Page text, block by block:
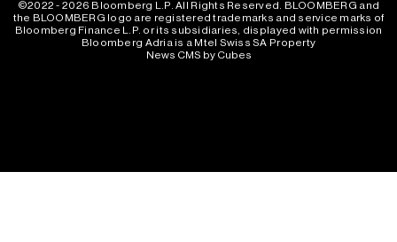
©2022 - 2026 Bloomberg L.P. All Rights Reserved. BLOOMBERG and
the BLOOMBERG logo are registered trademarks and service marks of
Bloomberg Finance L.P. or its subsidiaries, displayed with permission
Bloomberg Adria is a Mtel Swiss SA Property
News CMS by Cubes